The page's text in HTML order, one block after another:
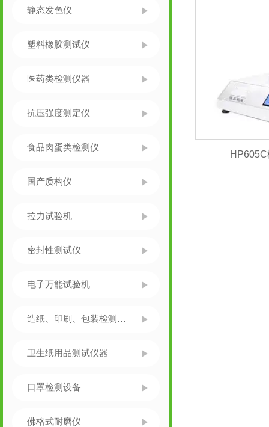
静态发色仪
塑料橡胶测试仪
医药类检测仪器
抗压强度测定仪
食品肉蛋类检测仪
国产质构仪
拉力试验机
密封性测试仪
电子万能试验机
造纸、印刷、包装检测仪器
卫生纸用品测试仪器
口罩检测设备
佛格式耐磨仪